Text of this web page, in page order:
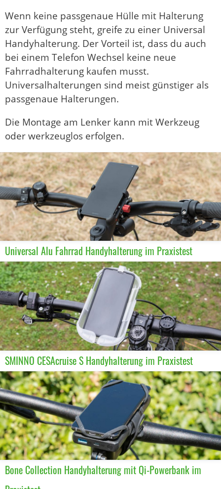
Wenn keine passgenaue Hülle mit Halterung
zur Verfügung steht, greife zu einer Universal
Handyhalterung. Der Vorteil ist, dass du auch
bei einem Telefon Wechsel keine neue
Fahrradhalterung kaufen musst.
Universalhalterungen sind meist günstiger als
passgenaue Halterungen.
Die Montage am Lenker kann mit Werkzeug
oder werkzeuglos erfolgen.
Universal Alu Fahrrad Handyhalterung im Praxistest
SMINNO CESAcruise S Handyhalterung im Praxistest
Bone Collection Handyhalterung mit Qi-Powerbank im